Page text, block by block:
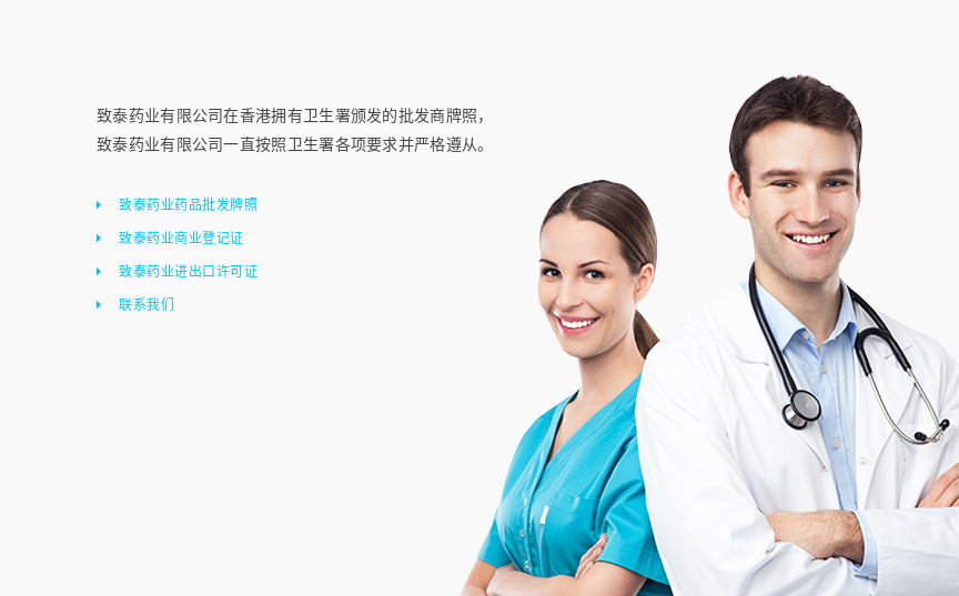
致泰药业有限公司在香港拥有卫生署颁发的批发商牌照，
致泰药业有限公司一直按照卫生署各项要求并严格遵从。
致泰药业药品批发牌照
致泰药业商业登记证
致泰药业进出口许可证
联系我们